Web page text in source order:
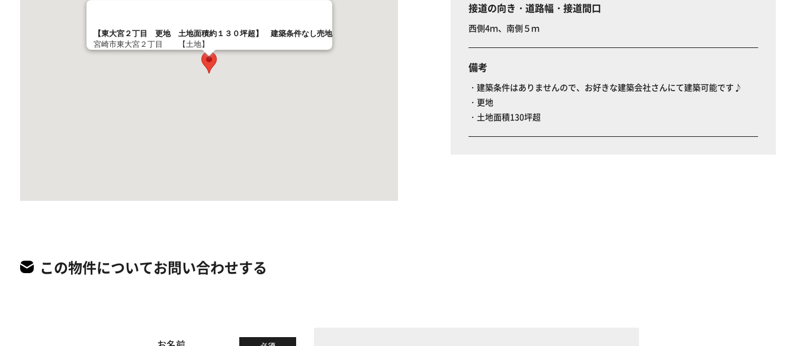
【東大宮２丁目 更地 土地面積約１３０坪超】 建築条件なし売地
宮崎市東大宮２丁目 【土地】
接道の向き・道路幅・接道間口
西側4ｍ、南側５ｍ
備考
・建築条件はありませんので、お好きな建築会社さんにて建築可能です♪
・更地
・土地面積130坪超
この物件についてお問い合わせする